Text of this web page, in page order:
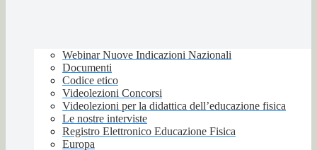
Webinar Nuove Indicazioni Nazionali
Documenti
Codice etico
Videolezioni Concorsi
Videolezioni per la didattica dell’educazione fisica
Le nostre interviste
Registro Elettronico Educazione Fisica
Europa